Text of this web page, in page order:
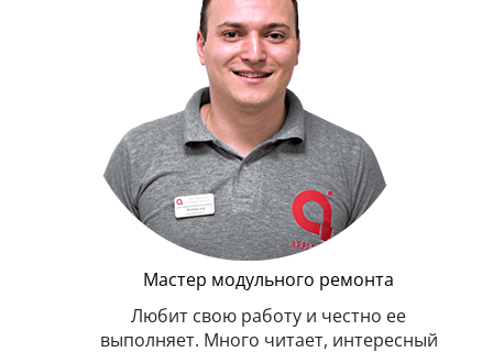
Мастер модульного ремонта
Любит свою работу и честно ее
выполняет. Много читает, интересный